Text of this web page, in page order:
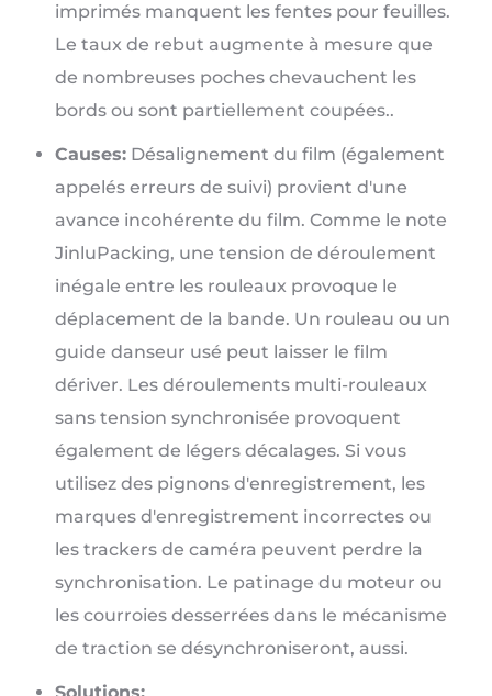
imprimés manquent les fentes pour feuilles.
Le taux de rebut augmente à mesure que
de nombreuses poches chevauchent les
bords ou sont partiellement coupées..
Causes: Désalignement du film (également
appelés erreurs de suivi) provient d'une
avance incohérente du film. Comme le note
JinluPacking, une tension de déroulement
inégale entre les rouleaux provoque le
déplacement de la bande. Un rouleau ou un
guide danseur usé peut laisser le film
dériver. Les déroulements multi-rouleaux
sans tension synchronisée provoquent
également de légers décalages. Si vous
utilisez des pignons d'enregistrement, les
marques d'enregistrement incorrectes ou
les trackers de caméra peuvent perdre la
synchronisation. Le patinage du moteur ou
les courroies desserrées dans le mécanisme
de traction se désynchroniseront, aussi.